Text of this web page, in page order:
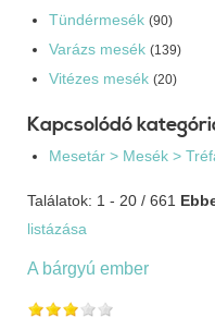
Tündérmesék (90)
Varázs mesék (139)
Vitézes mesék (20)
Kapcsolódó
Mesetár > Mesék >
Találatok: 1 - 20 / 661
listázása
A bárgyú ember